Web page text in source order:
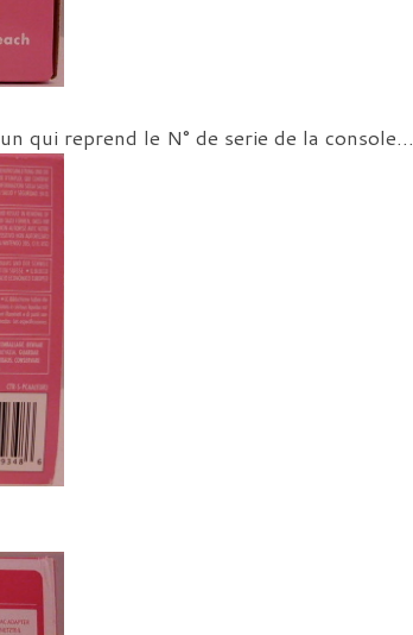
qui reprend le N° de serie de la console…